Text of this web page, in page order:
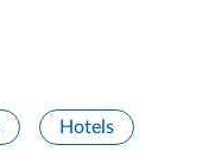
Hotels